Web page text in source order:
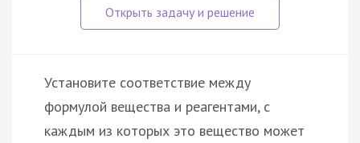
Установите соответствие между
формулой вещества и реагентами, с
каждым из которых это вещество может